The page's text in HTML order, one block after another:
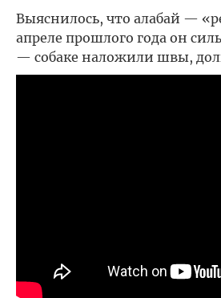
Выяснилось, что алабай —
апреле прошлого года он
— собаке наложили швы,